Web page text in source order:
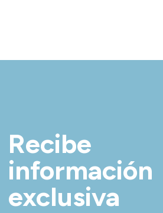
Recibe
información
exclusiva